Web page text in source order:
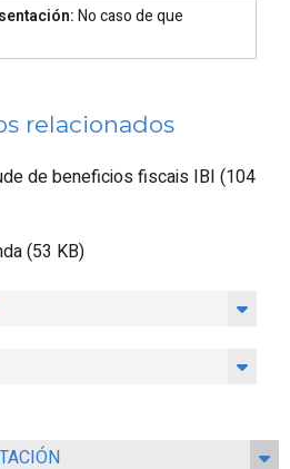
No caso de que
relacionados
de beneficios fiscais IBI (104
(53 KB)